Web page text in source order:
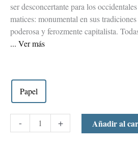
ser desconcertante para los
matices: monumental en sus
poderosa y ferozmente capitalista.
Ver más
Papel
- + Añadir al